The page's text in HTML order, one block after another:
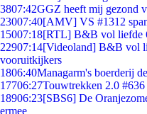
3807:42GGZ heeft mij gezond
23007:40[AMV] VS #1312
15007:18[RTL] B&B vol liefde
22907:14[Videoland] B&B vol
vooruitkijkers
1806:40Managarm's boerderij
17706:27Touwtrekken 2.0
18906:23[SBS6] De
ermee